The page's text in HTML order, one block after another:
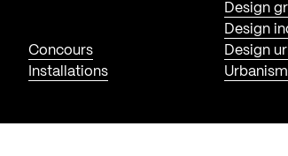
Concours
Installations
Design
Design
Design